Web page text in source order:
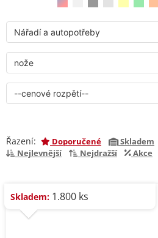
Řazení: Doporučené Skladem
Nejlevnější
Nejdražší Akce
Skladem: 1.800 ks